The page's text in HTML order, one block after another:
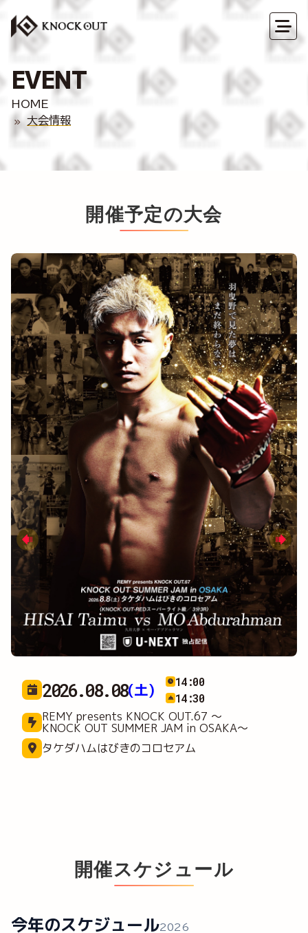
EVENT
HOME
大会情報
開催予定の大会
2026.09.05(土)
REMY presents KNOCK OUT.68 ～
KNOCKIN' on the WORLD～
横浜武道館
開催スケジュール
今年のスケジュール2026